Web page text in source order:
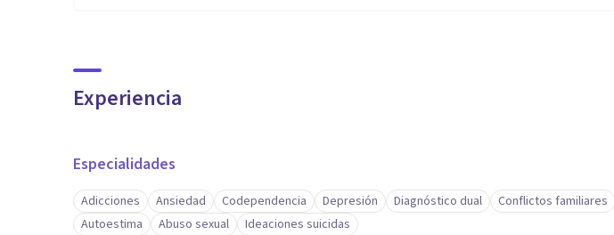
Experiencia
Especialidades
Adicciones Ansiedad Codependencia Depresión Diagnóstico dual Conflictos familiares
Autoestima
Abuso sexual Ideaciones suicidas